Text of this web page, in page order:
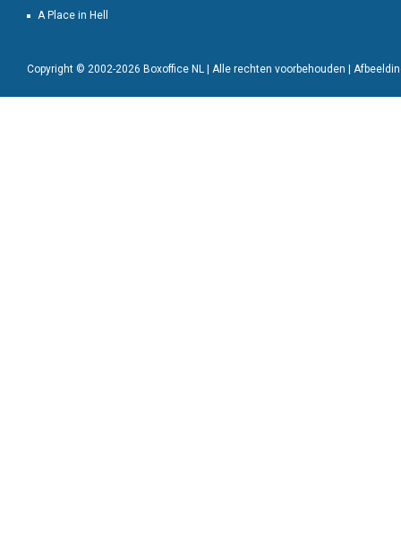
A Place in Hell
Copyright © 2002-2026 Boxoffice NL | Alle rechten voorbehouden |